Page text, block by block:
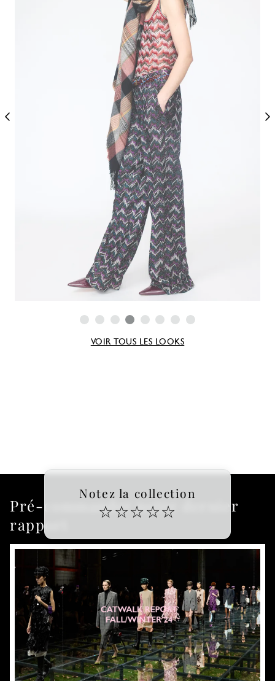
VOIR TOUS LES LOOKS
Notez la collection
☆ ☆☆ ☆☆
Pré-commander notre dernier
rapport